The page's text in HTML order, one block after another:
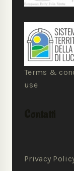
Terms &
use
Privacy